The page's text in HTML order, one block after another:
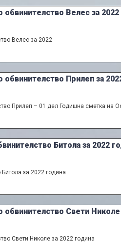
Велес за 2022
Велес за 2022
Прилеп за
Прилеп – 01 дел Годишна сметка на
Битола за 2022
за 2022 година
обвинителство Свети Николе
Свети Николе за 2022 година